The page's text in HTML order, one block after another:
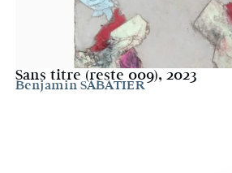
Sans titre (reste 009), 2023
Benjamin SABATIER